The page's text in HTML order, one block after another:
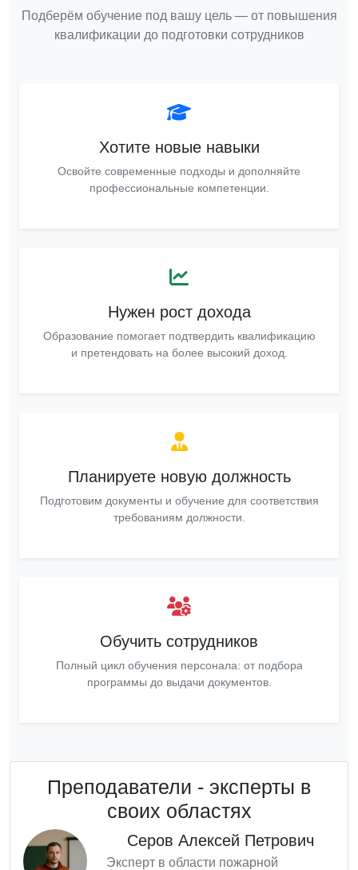
Подберём обучение под вашу цель — от повышения
квалификации до подготовки сотрудников
Хотите новые навыки
Освойте современные подходы и дополняйте
профессиональные компетенции.
Нужен рост дохода
Образование помогает подтвердить квалификацию
и претендовать на более высокий доход.
Планируете новую должность
Подготовим документы и обучение для соответствия
требованиям должности.
Обучить сотрудников
Полный цикл обучения персонала: от подбора
программы до выдачи документов.
Преподаватели - эксперты в
своих областях
Серов Алексей Петрович
Эксперт в области пожарной